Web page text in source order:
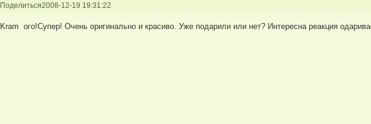
Поделиться2008-12-19 19:31:22
Kram ого!Супер! Очень оригинально и красиво. Уже подарили или нет? Интересна реакция